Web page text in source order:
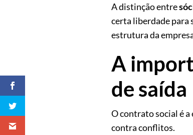
A distinção entre
certa liberdade para
estrutura da
A
de saída
O contrato social é
contra conflitos.